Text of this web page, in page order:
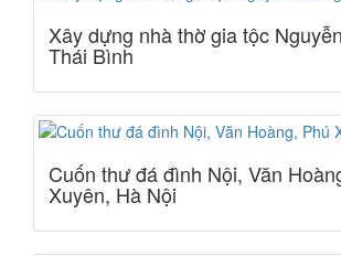
Xây dựng nhà thờ gia tộc
Thái Bình
Cuốn thư đá đình Nội, Văn
Xuyên, Hà Nội